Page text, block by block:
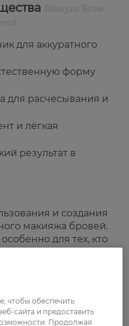
для аккуратного
форму
для расчесывания и
и лёгкая
результат в
и создания
макияжа бровей.
для тех, кто
чтобы обеспечить
сайта и предоставить
Продолжая